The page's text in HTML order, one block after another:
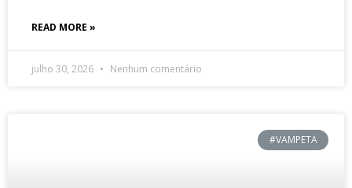
READ MORE »
julho 30, 2026 Nenhum comentário
#VAMPETA